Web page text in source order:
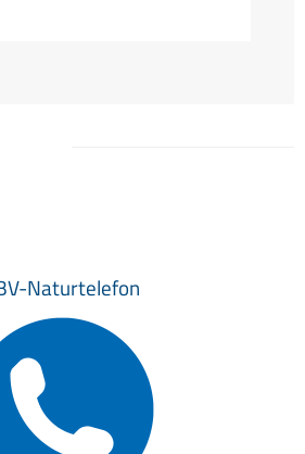
Naturtelefon